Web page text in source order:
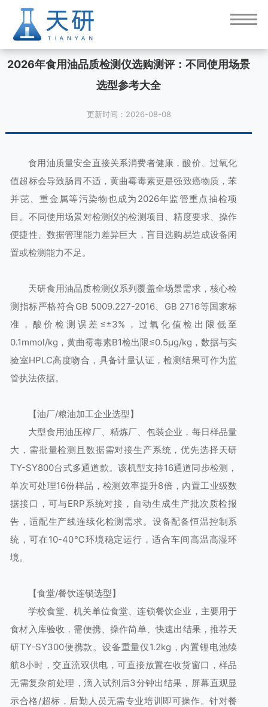
2026年食用油品质检测仪选购测评：不同使用场景
选型参考大全
更新时间：2026-08-08
食用油质量安全直接关系消费者健康，酸价、过氧化
值超标会导致肠胃不适，黄曲霉毒素更是强致癌物质，苯
并芘、重金属等污染物也成为2026年监管重点抽检项
目。不同使用场景对检测仪的检测项目、精度要求、操作
便捷性、数据管理能力差异巨大，盲目选购易造成设备闲
置或检测能力不足。
天研食用油品质检测仪系列覆盖全场景需求，核心检
测指标严格符合GB 5009.227-2016、GB 2716等国家标
准，酸价检测误差≤±3%，过氧化值检出限低至
0.1mmol/kg，黄曲霉毒素B1检出限≤0.5μg/kg，数据与实
验室HPLC高度吻合，具备计量认证，检测结果可作为监
管执法依据。
【油厂/粮油加工企业选型】
大型食用油压榨厂、精炼厂、包装企业，每日样品量
大，需批量检测且数据需对接生产系统，优先选择天研
TY-SY800台式多通道款。该机型支持16通道同步检测，
单次可处理16份样品，检测效率提升8倍，内置工业级数
据接口，可与ERP系统对接，自动生成生产批次质检报
告，适配生产线连续化检测需求。设备配备恒温控制系
统，可在10-40℃环境稳定运行，适合车间高温高湿环
境。
【食堂/餐饮连锁选型】
学校食堂、机关单位食堂、连锁餐饮企业，主要用于
食材入库验收，需便携、操作简单、快速出结果，推荐天
研TY-SY300便携款。设备重量仅1.2kg，内置锂电池续
航8小时，交直流双供电，可直接放置在收货窗口，样品
无需复杂前处理，滴入试剂后3分钟出结果，屏幕直观显
示合格/超标，后勤人员无需专业培训即可操作。针对餐